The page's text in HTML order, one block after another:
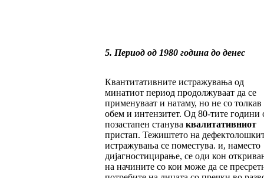
5. Период од 1980 година до денес
Квантитативните истражувања од
минатиот период продолжуваат да се
применуваат и натаму, но не со толкав
обем и интензитет. Од 80-тите години
позастапен станува квалитативниот
пристап. Тежиштето на
истражувања се поместува. и, наместо
дијагностицирање, се оди кон
на начините со кои може да се